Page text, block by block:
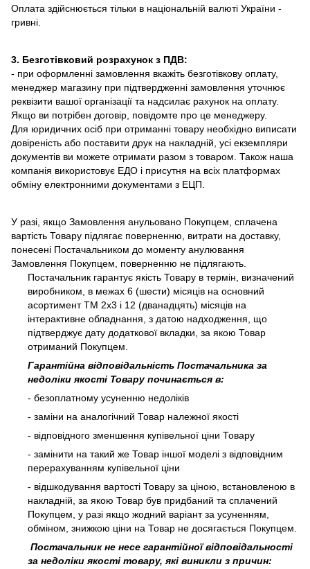
Оплата здійснюється тільки в національній валюті України -
гривні.
3. Безготівковий розрахунок з ПДВ:
- при оформленні замовлення вкажіть безготівкову оплату,
менеджер магазину при підтвердженні замовлення уточнює
реквізити вашої організації та надсилає рахунок на оплату.
Якщо ви потрібен договір, повідомте про це менеджеру.
Для юридичних осіб при отриманні товару необхідно виписати
довіреність або поставити друк на накладній, усі екземпляри
документів ви можете отримати разом з товаром. Також наша
компанія використовує ЕДО і присутня на всіх платформах
обміну електронними документами з ЕЦП.
У разі, якщо Замовлення анульовано Покупцем, сплачена
вартість Товару підлягає поверненню, витрати на доставку,
понесені Постачальником до моменту анулювання
Замовлення Покупцем, поверненню не підлягають.
Постачальник гарантує якість Товару в термін, визначений
виробником, в межах 6 (шести) місяців на основний
асортимент ТМ 2х3 і 12 (дванадцять) місяців на
інтерактивне обладнання, з датою надходження, що
підтверджує дату додаткової вкладки, за якою Товар
отриманий Покупцем.
Гарантійна відповідальність Постачальника за
недоліки якості Товару починається в:
- безоплатному усуненню недоліків
- заміни на аналогічний Товар належної якості
- відповідного зменшення купівельної ціни Товару
- замінити на такий же Товар іншої моделі з відповідним
перерахуванням купівельної ціни
- відшкодування вартості Товару за ціною, встановленою в
накладній, за якою Товар був придбаний та сплачений
Покупцем, у разі якщо жодний варіант за усуненням,
обміном, знижкою ціни на Товар не досягається Покупцем.
Постачальник не несе гарантійної відповідальності
за недоліки якості товару, які виникли з причин: